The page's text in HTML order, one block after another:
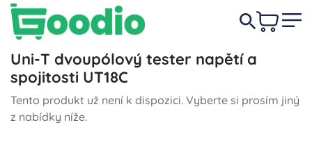
Uni-T dvoupólový tester napětí a
spojitosti UT18C
Tento produkt už není k dispozici. Vyberte si prosím jiný
z nabídky níže.